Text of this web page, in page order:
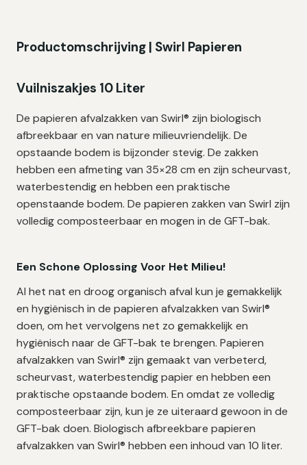
aantal
Productomschrijving | Swirl Papieren
Vuilniszakjes 10 Liter
De papieren afvalzakken van Swirl® zijn biologisch
afbreekbaar en van nature milieuvriendelijk. De
opstaande bodem is bijzonder stevig. De zakken
hebben een afmeting van 35×28 cm en zijn scheurvast,
waterbestendig en hebben een praktische
openstaande bodem. De papieren zakken van Swirl zijn
volledig composteerbaar en mogen in de GFT-bak.
Een Schone Oplossing Voor Het Milieu!
Al het nat en droog organisch afval kun je gemakkelijk
en hygiënisch in de papieren afvalzakken van Swirl®
doen, om het vervolgens net zo gemakkelijk en
hygiënisch naar de GFT-bak te brengen. Papieren
afvalzakken van Swirl® zijn gemaakt van verbeterd,
scheurvast, waterbestendig papier en hebben een
praktische opstaande bodem. En omdat ze volledig
composteerbaar zijn, kun je ze uiteraard gewoon in de
GFT-bak doen. Biologisch afbreekbare papieren
afvalzakken van Swirl® hebben een inhoud van 10 liter.